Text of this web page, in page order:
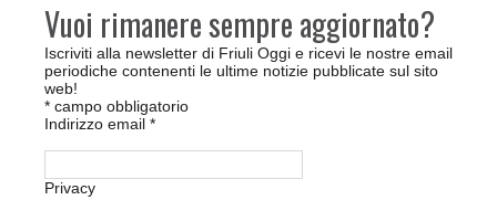
Vuoi rimanere sempre aggiornato?
Iscriviti alla newsletter di Friuli Oggi e ricevi le nostre email
periodiche contenenti le ultime notizie pubblicate sul sito
web!
* campo obbligatorio
Indirizzo email *
Privacy